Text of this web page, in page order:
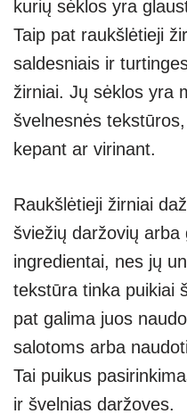
kurių sėklos yra
Taip pat raukšlėtieji
saldesniais ir
žirniai. Jų sėklos yra
švelnesnės
kepant ar virinant.
Raukšlėtieji žirniai
šviežių daržovių
ingredientai, nes jų
tekstūra tinka puikiai
pat galima juos
salotoms arba
Tai puikus
ir švelnias daržoves.